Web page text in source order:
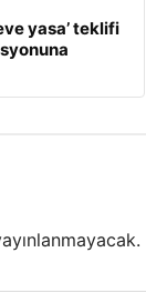
yasa’ teklifi